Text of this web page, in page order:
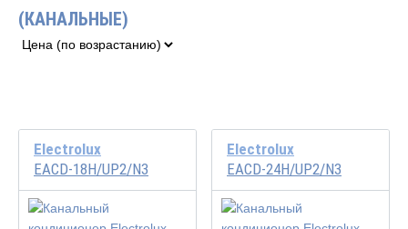
(КАНАЛЬНЫЕ)
Electrolux
EACD-18H/UP2/N3
Electrolux
EACD-24H/UP2/N3